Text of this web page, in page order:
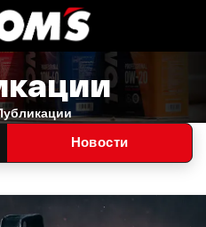
Новости